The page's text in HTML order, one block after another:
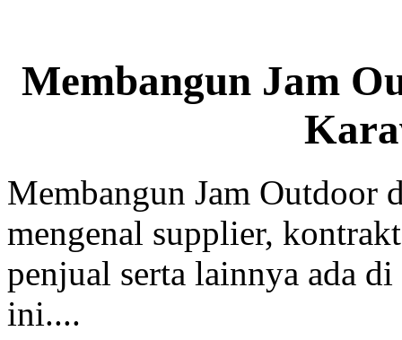
Membangun Jam
Membangun Jam Outdoor
mengenal supplier,
penjual serta lainnya ada
ini....